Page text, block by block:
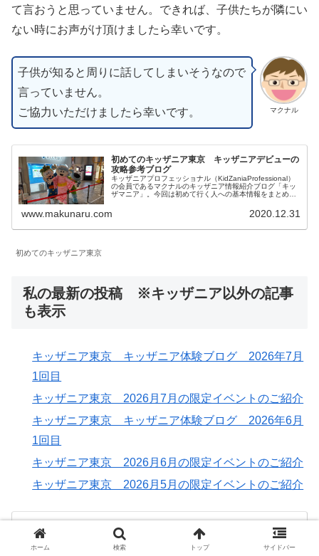
て言おうと思っていません。できれば、子供たちが隣にい
ない時にお声がけ頂けましたら幸いです。
マクナル
子供が知ると周りに話してしまいそうなので
言っていません。
ご協力いただけましたら幸いです。
初めてのキッザニア東京 キッザニアデビューの
攻略参考ブログ
キッザニアプロフェッショナル（KidZaniaProfessional）
の会員であるマクナルのキッザニア情報紹介ブログ「キッ
ザマニア」。今回は初めて行く人への基本情報をまとめて
のでおすすめです。初めて行く人の参考になれば幸いで
す。
www.makunaru.com 2020.12.31
初めてのキッザニア東京
私の最新の投稿 ※キッザニア以外の記事
も表示
キッザニア東京 キッザニア体験ブログ 2026年7月
1回目
キッザニア東京 2026月7月の限定イベントのご紹介
キッザニア東京 キッザニア体験ブログ 2026年6月
1回目
キッザニア東京 2026月6月の限定イベントのご紹介
キッザニア東京 2026月5月の限定イベントのご紹介
ポイントサイトなら高還元率のハピタス｜通販や
サービス利用でWでポイントが貯まる
ポイ活するなら会員数400万人以上のハピタス。3,000以上
の人気ショップやサービスと連携、お買い物の前にハピタ
ホーム 検索 トップ サイドバー